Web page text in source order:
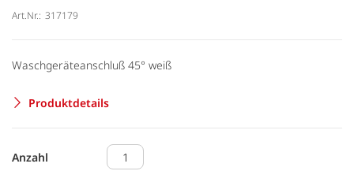
Art.Nr.: 317179
Waschgeräteanschluß 45° weiß
Produktdetails
Anzahl